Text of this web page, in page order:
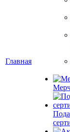
Главная